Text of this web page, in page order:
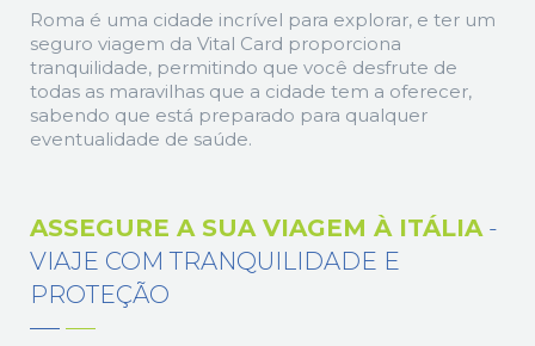
Roma é uma cidade incrível para explorar, e ter um
seguro viagem da Vital Card proporciona
tranquilidade, permitindo que você desfrute de
todas as maravilhas que a cidade tem a oferecer,
sabendo que está preparado para qualquer
eventualidade de saúde.
ASSEGURE A SUA VIAGEM À ITÁLIA-
VIAJE COM TRANQUILIDADE E
PROTEÇÃO